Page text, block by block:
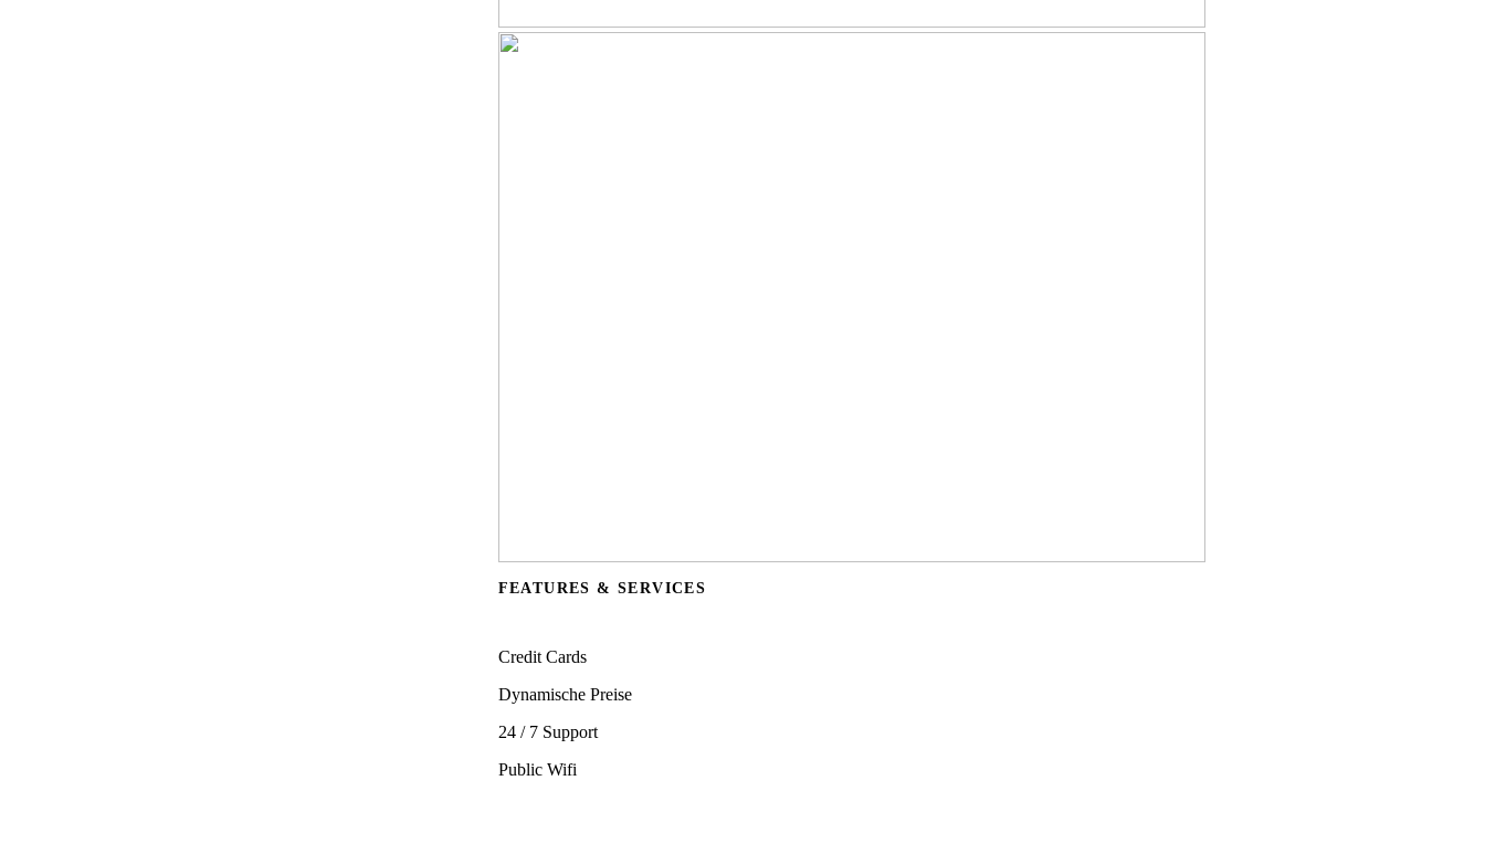
FEATURES & SERVICES
Credit Cards
Dynamische Preise
24 / 7 Support
Public Wifi